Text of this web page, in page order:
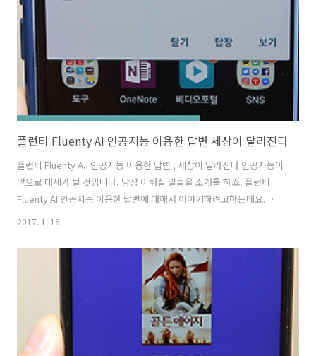
상품이 하나 더 있는데 아래에서 소개할께요. ..
플런티 Fluenty AI 인공지능 이용한 답변 세상이 달라진다
플런티 Fluenty A,I 인공지능 이용한 답변 , 세상이 달라진다 인공지능이
앞으로 대세가 될 것입니다. 당장 이뤄질 일들을 소개를 하죠. 플런티
Fluenty AI 인공지능 이용한 답변에 대해서 이야기하려고하는데요. 세상
이 정말 많이 달라질 것 입니다. 인공지능은 정확히 말하면 정말 똑똑하
인공지능 이용한 답변도 자신의 스마트폰에서 자주 답변했던 내용을 그
리고 소셜네트워크 SNS에 있는 수많은 답변들을 분석하여 좀 더 사용자
가 답변을 쉽게 해주는 앱 입니다. 여기서 소개할 앱을 좀 좁게 보는 부분
에 대해서 그리고 좀 넓게 보는 부분에 대해서 같이 설명을 하려고 합니
다. 플런티, Fluenty ,AI 인공지능 이용한 답변 세상이..
2017. 1. 16.